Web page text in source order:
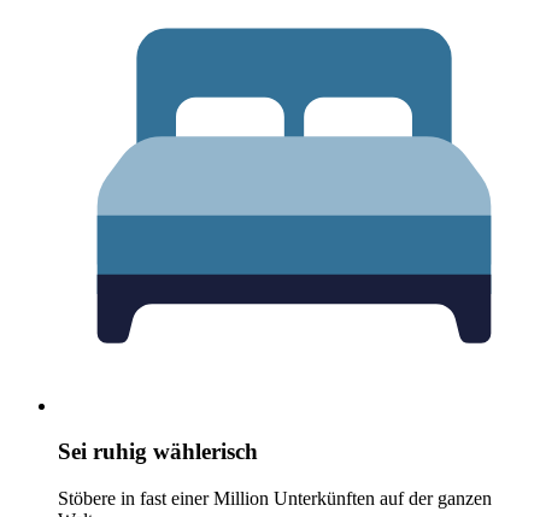
Sei ruhig wählerisch
Stöbere in fast einer Million Unterkünften auf der ganzen